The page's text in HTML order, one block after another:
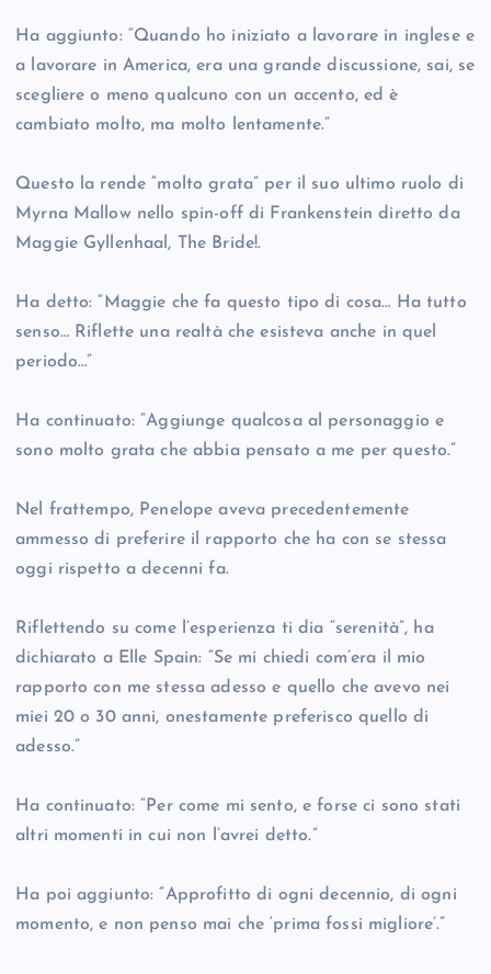
Ha aggiunto: “Quando ho iniziato a lavorare in inglese e
a lavorare in America, era una grande discussione, sai, se
scegliere o meno qualcuno con un accento, ed è
cambiato molto, ma molto lentamente.”
Questo la rende “molto grata” per il suo ultimo ruolo di
Myrna Mallow nello spin-off di Frankenstein diretto da
Maggie Gyllenhaal, The Bride!.
Ha detto: “Maggie che fa questo tipo di cosa… Ha tutto
senso… Riflette una realtà che esisteva anche in quel
periodo…”
Ha continuato: “Aggiunge qualcosa al personaggio e
sono molto grata che abbia pensato a me per questo.”
Nel frattempo, Penelope aveva precedentemente
ammesso di preferire il rapporto che ha con se stessa
oggi rispetto a decenni fa.
Riflettendo su come l’esperienza ti dia “serenità”, ha
dichiarato a Elle Spain: “Se mi chiedi com’era il mio
rapporto con me stessa adesso e quello che avevo nei
miei 20 o 30 anni, onestamente preferisco quello di
adesso.”
Ha continuato: “Per come mi sento, e forse ci sono stati
altri momenti in cui non l’avrei detto.”
Ha poi aggiunto: “Approfitto di ogni decennio, di ogni
momento, e non penso mai che ‘prima fossi migliore’.”